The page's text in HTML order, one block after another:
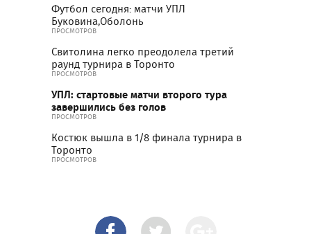
Футбол сегодня: матчи УПЛ
Буковина,Оболонь
ПРОСМОТРОВ
Свитолина легко преодолела третий
раунд турнира в Торонто
ПРОСМОТРОВ
УПЛ: стартовые матчи второго тура
завершились без голов
ПРОСМОТРОВ
Костюк вышла в 1/8 финала турнира в
Торонто
ПРОСМОТРОВ